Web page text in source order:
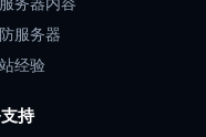
服务器
经验
持